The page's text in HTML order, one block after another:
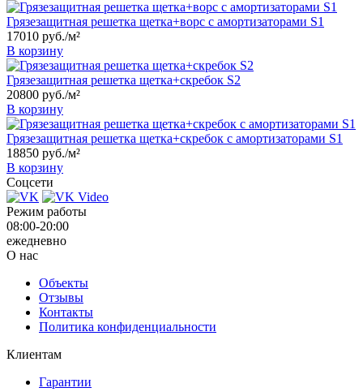
Грязезащитная решетка щетка+ворс с амортизаторами S1
17010 руб./м²
В корзину
Грязезащитная решетка щетка+скребок S2
20800 руб./м²
В корзину
Грязезащитная решетка щетка+скребок с амортизаторами S1
18850 руб./м²
В корзину
Соцсети
Режим работы
08:00-20:00
ежедневно
О нас
Объекты
Отзывы
Контакты
Политика конфиденциальности
Клиентам
Гарантии